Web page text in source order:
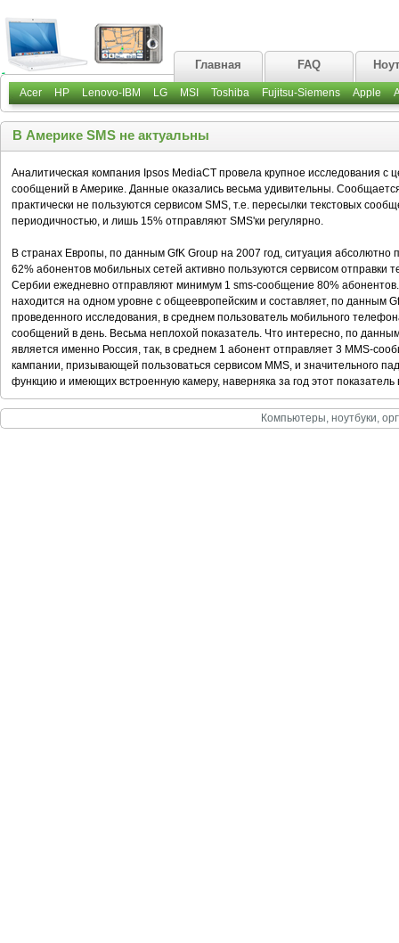
Главная FAQ
Acer HP Lenovo-IBM LG MSI Toshiba Fujitsu-Siemens Apple
В Америке SMS не актуальны
Аналитическая компания Ipsos MediaCT провела крупное исследования с
сообщений в Америке. Данные оказались весьма удивительны.
практически не пользуются сервисом SMS, т.е. пересылки текстовых
периодичностью, и лишь 15% отправляют SMS'ки регулярно.
В странах Европы, по данным GfK Group на 2007 год, ситуация
62% абонентов мобильных сетей активно пользуются сервисом отправки
Сербии ежедневно отправляют минимум 1 sms-сообщение 80% абонентов.
находится на одном уровне с общеевропейским и составляет, по данным
проведенного исследования, в среднем пользователь мобильного
сообщений в день. Весьма неплохой показатель. Что интересно, по
является именно Россия, так, в среднем 1 абонент отправляет 3 MMS-
кампании, призывающей пользоваться сервисом MMS, и значительного
функцию и имеющих встроенную камеру, наверняка за год этот
Компьютеры, ноутбуки,